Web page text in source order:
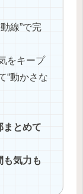
線”で完
をキープ
“動かさな
まとめて
も気力も